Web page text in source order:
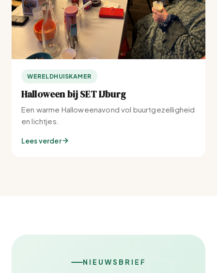
WERELDHUISKAMER
Halloween bij SET IJburg
Een warme Halloweenavond vol buurtgezelligheid
en lichtjes.
Lees verder
NIEUWSBRIEF